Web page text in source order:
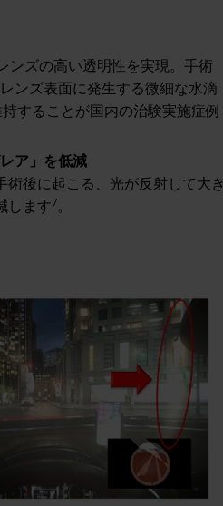
ンズの高い透明性を実現。手術
ンズ表面に発生する微細な水滴
することが国内の治験実施症例
ア」を低減
後に起こる、光が反射して大き
します7。